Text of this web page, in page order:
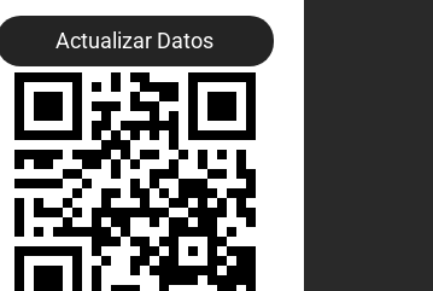
Actualizar Datos